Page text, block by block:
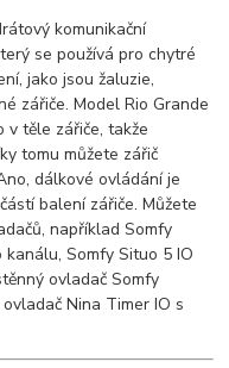
komunikační
se používá pro chytré
jako jsou žaluzie,
zářiče. Model Rio Grande
v těle zářiče, takže
tomu můžete zářič
dálkové ovládání je
balení zářiče. Můžete
například Somfy
Somfy Situo 5 IO
ovladač Somfy
Nina Timer IO s